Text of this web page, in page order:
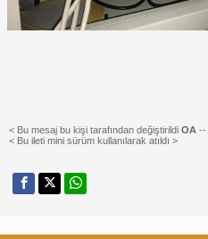
< Bu mesaj bu kişi tarafından değiştirildi OA --
< Bu ileti mini sürüm kullanılarak atıldı >